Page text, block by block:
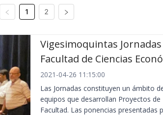
1 2
Vigesimoquintas
Facultad de Ciencias
2021-04-26 11:15:00
Las Jornadas constituyen un ámbito
equipos que desarrollan Proyectos
Facultad. Las ponencias